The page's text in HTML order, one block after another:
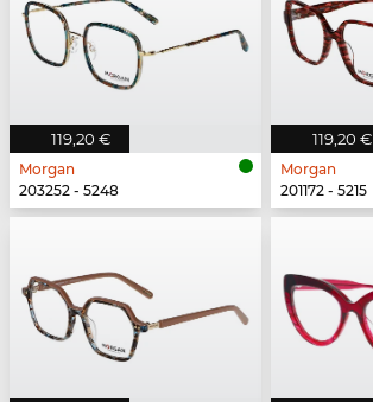
119,20 €
Morgan
203252 - 5248
119,20 €
Morgan
201172 - 5215